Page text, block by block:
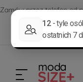
Zamów przez telefon od
570 390 351